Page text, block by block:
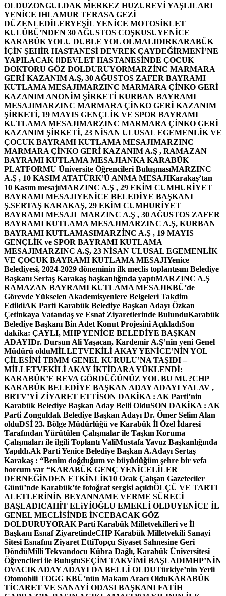
OLDUZONGULDAK MERKEZ HUZUREVİ YAŞLILARI
YENİCE IHLAMUR TERASA GEZİ
DÜZENLEDİLERYEŞİL YENİCE MOTOSİKLET
KULÜBÜ’NDEN 30 AĞUSTOS COŞKUSUYENİCE
KARABÜK YOLU DUBLE YOL OLMALIDIRKARABÜK
İÇİN ŞEHİR HASTANESİ DEVREK ÇAYDEĞİRMENİ’NE
YAPILACAK !!DEVLET HASTANESİNDE ÇOCUK
DOKTORU GÖZ DOLDURUYORMARZİNC MARMARA
GERİ KAZANIM A.Ş, 30 AĞUSTOS ZAFER BAYRAMI
KUTLAMA MESAJIMARZINC MARMARA ÇİNKO GERİ
KAZANIM ANONİM ŞİRKETİ KURBAN BAYRAMI
MESAJIMARZINC MARMARA ÇİNKO GERİ KAZANIM
ŞİRKETİ, 19 MAYIS GENÇLİK VE SPOR BAYRAMI
KUTLAMA MESAJIMARZINC MARMARA ÇİNKO GERİ
KAZANIM ŞİRKETİ, 23 NİSAN ULUSAL EGEMENLİK VE
ÇOCUK BAYRAMI KUTLAMA MESAJIMARZINC
MARMARA ÇİNKO GERİ KAZANIM A.Ş , RAMAZAN
BAYRAMI KUTLAMA MESAJIANKA KARABÜK
PLATFORMU Üniversite Öğrencileri BuluşmasıMARZINC
A.Ş , 10 KASIM ATATÜRK’Ü ANMA MESAJIKarakaş’tan
10 Kasım mesajıMARZINC A.Ş , 29 EKİM CUMHURİYET
BAYRAMI MESAJIYENİCE BELEDİYE BAŞKANI
Ş.SERTAŞ KARAKAŞ, 29 EKİM CUMHURİYET
BAYRAMI MESAJI MARZINC A.Ş , 30 AĞUSTOS ZAFER
BAYRAMI KUTLAMA MESAJIMARZINC A.Ş, KURBAN
BAYRAMI KUTLAMASIMARZİNC A.Ş , 19 MAYIS
GENÇLİK ve SPOR BAYRAMI KUTLAMA
MESAJIMARZINC A.Ş, 23 NİSAN ULUSAL EGEMENLİK
VE ÇOCUK BAYRAMI KUTLAMA MESAJIYenice
Belediyesi, 2024-2029 döneminin ilk meclis toplantısını Belediye
Başkanı Sertaş Karakaş başkanlığında yaptıMARZINC A.Ş
RAMAZAN BAYRAMI KUTLAMA MESAJIKBÜ’de
Görevde Yükselen Akademisyenlere Belgeleri Takdim
EdildiAK Parti Karabük Belediye Başkan Adayı Özkan
Çetinkaya Vatandaş ve Esnaf Ziyaretlerinde BulunduKarabük
Belediye Başkanı Bin Adet Konut Projesini AçıkladıSon
dakika: ÇAYLI, MHP YENİCE BELEDİYE BAŞKAN
ADAYIDr. Dursun Ali Yaşacan, Kardemir A.Ş’nin yeni Genel
Müdürü olduMİLLETVEKİLİ AKAY YENİCE’NİN YOL
ÇİLESİNİ TBMM GENEL KURULU’NA TAŞIDI –
MİLLETVEKİLİ AKAY İKTİDARA YÜKLENDİ:
KARABÜK’E REVA GÖRDÜĞÜNÜZ YOL BU MU?CHP
KARABÜK BELEDİYE BAŞKAN ADAY ADAYI YALAV ,
BRTV’Yİ ZİYARET ETTİSON DAKİKA : AK Parti’nin
Karabük Belediye Başkan Aday Belli OlduSON DAKİKA : AK
Parti Zonguldak Belediye Başkan Adayı Dr. Ömer Selim Alan
olduDSİ 23. Bölge Müdürlüğü ve Karabük İl Özel İdaresi
Tarafından Yürütülen Çalışmalar ile Taşkın Koruma
Çalışmaları ile ilgili Toplantı ValiMustafa Yavuz Başkanlığında
Yapıldı.Ak Parti Yenice Belediye Başkan A.Adayı Sertaş
Karakaş : “Benim doğduğum ve büyüdüğüm şehre bir vefa
borcum var “KARABÜK GENÇ YENİCELİLER
DERNEĞİNDEN ETKİNLİK10 Ocak Çalışan Gazeteciler
Günü’nde Karabük’te fotoğraf sergisi açıldıÖLÇÜ VE TARTI
ALETLERİNİN BEYANNAME VERME SÜRECİ
BAŞLADICAHİT ELiYİOĞLU EMEKLİ OLDUYENİCE İL
GENEL MECLİSİNDE İNCEBACAK GÖZ
DOLDURUYORAK Parti Karabük Milletvekilleri ve İl
Başkanı Esnaf ZiyaretindeCHP Karabük Milletvekili Sanayi
Sitesi Esnafını Ziyaret EttiTopçu Siyaset Sahnesine Geri
DöndüMilli Tekvandocu Kübra Dağlı, Karabük Üniversitesi
Öğrencileri ile BuluştuSEÇİM TAKVİMİ BAŞLADIMHP’NİN
OVACIK ADAY ADAYI DA BELLİ OLDUTürkiye’nin Yerli
Otomobili TOGG KBÜ’nün Makam Aracı OlduKARABÜK
TİCARET VE SANAYİ ODASI BAŞKANI FATİH